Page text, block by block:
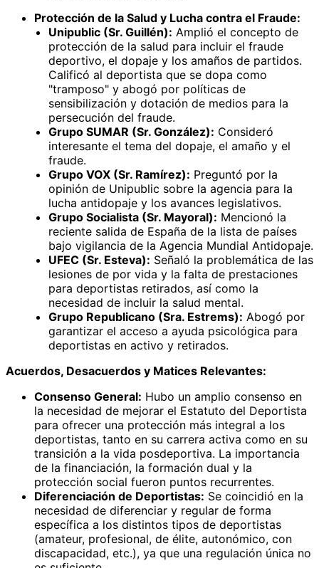
Protección de la Salud y Lucha contra el Fraude:
Unipublic (Sr. Guillén): Amplió el concepto de
protección de la salud para incluir el fraude
deportivo, el dopaje y los amaños de partidos.
Calificó al deportista que se dopa como
"tramposo" y abogó por políticas de
sensibilización y dotación de medios para la
persecución del fraude.
Grupo SUMAR (Sr. González): Consideró
interesante el tema del dopaje, el amaño y el
fraude.
Grupo VOX (Sr. Ramírez): Preguntó por la
opinión de Unipublic sobre la agencia para la
lucha antidopaje y los avances legislativos.
Grupo Socialista (Sr. Mayoral): Mencionó la
reciente salida de España de la lista de países
bajo vigilancia de la Agencia Mundial Antidopaje.
UFEC (Sr. Esteva): Señaló la problemática de las
lesiones de por vida y la falta de prestaciones
para deportistas retirados, así como la
necesidad de incluir la salud mental.
Grupo Republicano (Sra. Estrems): Abogó por
garantizar el acceso a ayuda psicológica para
deportistas en activo y retirados.
Acuerdos, Desacuerdos y Matices Relevantes:
Consenso General: Hubo un amplio consenso en
la necesidad de mejorar el Estatuto del Deportista
para ofrecer una protección más integral a los
deportistas, tanto en su carrera activa como en su
transición a la vida posdeportiva. La importancia
de la financiación, la formación dual y la
protección social fueron puntos recurrentes.
Diferenciación de Deportistas: Se coincidió en la
necesidad de diferenciar y regular de forma
específica a los distintos tipos de deportistas
(amateur, profesional, de élite, autonómico, con
discapacidad, etc.), ya que una regulación única no